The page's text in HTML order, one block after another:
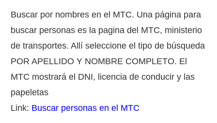
Buscar por nombres en el MTC. Una página para
buscar personas es la pagina del MTC, ministerio
de transportes. Allí seleccione el tipo de búsqueda
POR APELLIDO Y NOMBRE COMPLETO. El
MTC mostrará el DNI, licencia de conducir y las
papeletas
Link: Buscar personas en el MTC